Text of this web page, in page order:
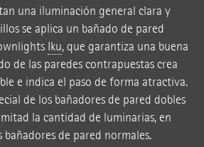
una iluminación general clara y
se aplica un bañado de pared
Iku, que garantiza una buena
de las paredes contrapuestas crea
e indica el paso de forma atractiva.
de los bañadores de pared dobles
la cantidad de luminarias, en
de pared normales.